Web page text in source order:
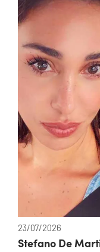
23/07/2026
Stefano De